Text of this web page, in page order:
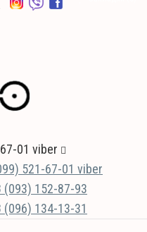
01 viber
521-67-01 viber
(093) 152-87-93
(096) 134-13-31